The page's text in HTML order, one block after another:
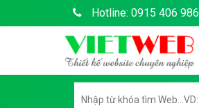
Hotline: 0915 406 986